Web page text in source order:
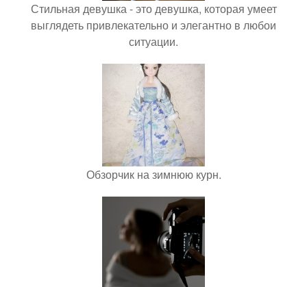
Стильная девушка - это девушка, которая умеет
выглядеть привлекательно и элегантно в любои
ситуации.
Обзорчик на зимнюю курн.